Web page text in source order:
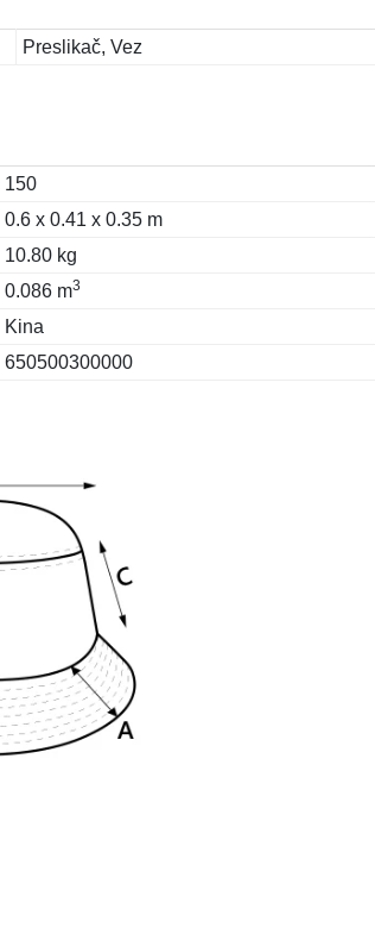
Preslikač, Vez
150
0.6 x 0.41 x 0.35 m
10.80 kg
0.086 m3
Kina
650500300000